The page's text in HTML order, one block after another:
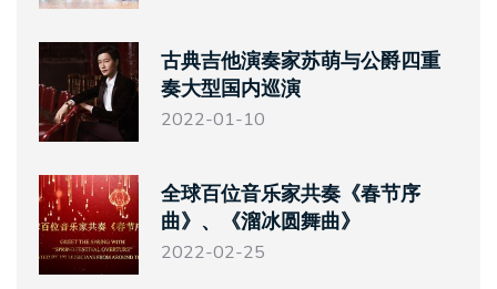
古典吉他演奏家苏萌与公爵四重
奏大型国内巡演
2022-01-10
全球百位音乐家共奏《春节序
曲》、《溜冰圆舞曲》
2022-02-25